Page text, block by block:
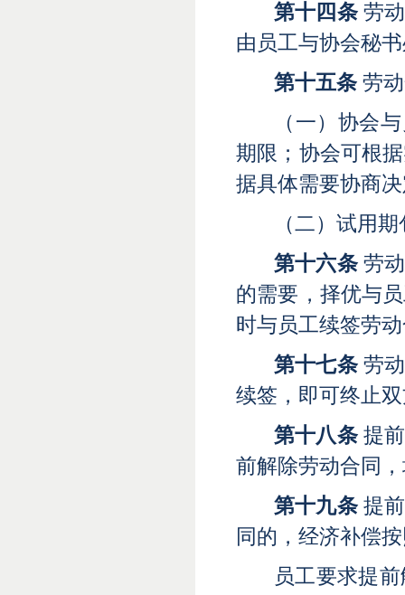
第十四条 劳
由员工与协会秘
第十五条 劳
（一）协会
期限；协会可根
据具体需要协商
（二）试用
第十六条 劳
的需要，择优与
时与员工续签劳
第十七条 劳
续签，即可终止
第十八条 提
前解除劳动合同
第十九条 提
同的，经济补偿
员工要求提